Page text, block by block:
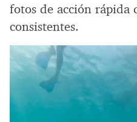
fotos de acción rápida
consistentes.